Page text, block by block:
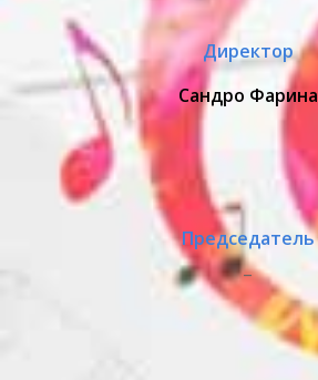
Директор
Сандро Фарина
Председатель
_